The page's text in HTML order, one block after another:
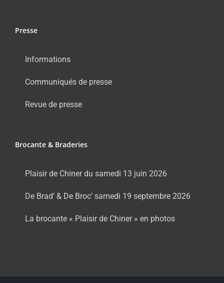
Presse
Informations
Communiqués de presse
Revue de presse
Brocante & Braderies
Plaisir de Chiner du samedi 13 juin 2026
De Brad’ & De Broc’ samedi 19 septembre 2026
La brocante « Plaisir de Chiner » en photos